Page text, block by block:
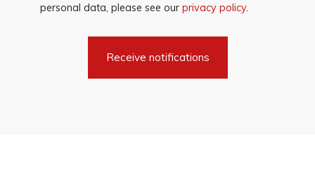
personal data, please see our privacy policy.
Receive notifications